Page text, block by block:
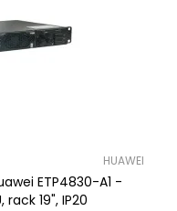
HUAWEI
ETP4830-A1 -
rack 19", IP20